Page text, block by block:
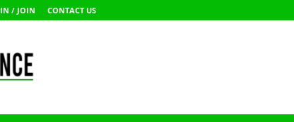
/ JOIN CONTACT US